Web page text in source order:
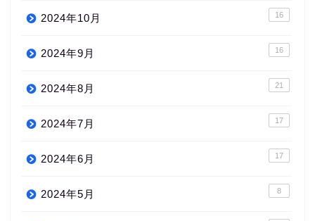
2024年10月 16
2024年9月 16
2024年8月 21
2024年7月 17
2024年6月 17
2024年5月 8